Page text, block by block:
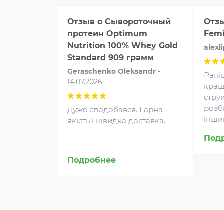
Отзыв о Сывороточный
протеин Optimum
Nutrition 100% Whey Gold
Standard 909 грамм
Geraschenko Oleksandr -
14.07.2026
Дуже сподобався. Гарна
якість і швидка доставка.
Подробнееконцентрат белка в виде